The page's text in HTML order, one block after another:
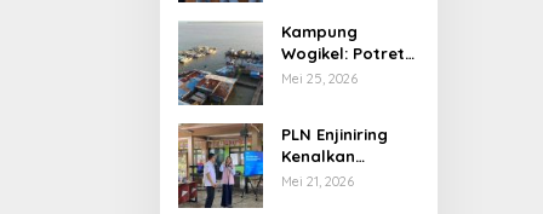
Perubahan Iklim
Kampung
Wogikel: Potret
Kehidupan
yang Bertahan
di Tengah
Keterbatasan
Mei 25, 2026
PLN Enjiniring
Kenalkan
Teknologi Energi
Mei 21, 2026